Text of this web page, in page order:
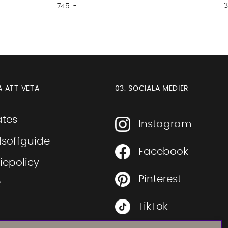
745 :-
ATT VETA 03. SOCIALA MEDIER
Instagram
Facebook
Pinterest
TikTok